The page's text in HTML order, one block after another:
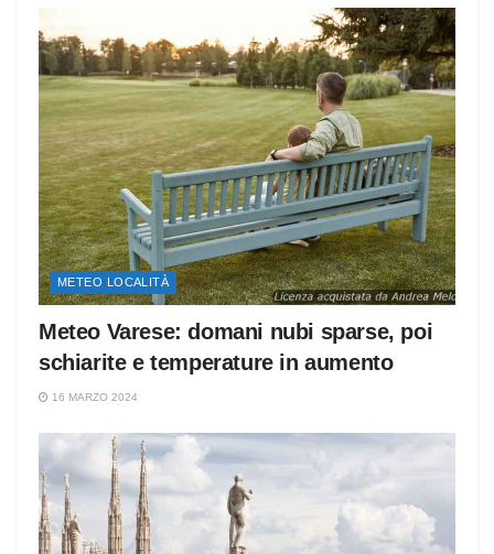
METEO LOCALITÀ
Meteo Varese: domani nubi sparse, poi
schiarite e temperature in aumento
16 MARZO 2024